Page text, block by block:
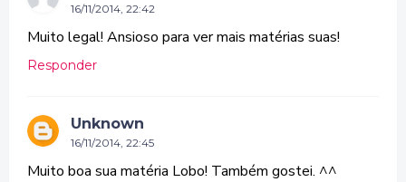
16/11/2014, 22:42
Muito legal! Ansioso para ver mais matérias suas!
Responder
Unknown
16/11/2014, 22:45
Muito boa sua matéria Lobo! Também gostei. ^^